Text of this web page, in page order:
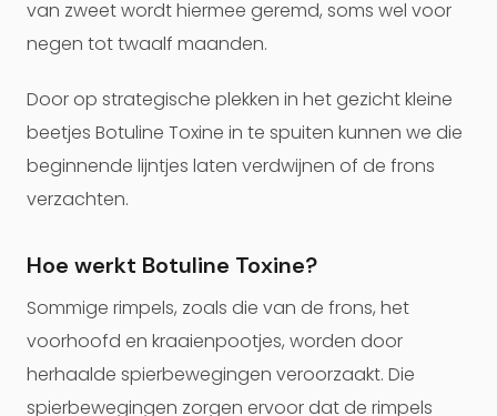
van zweet wordt hiermee geremd, soms wel voor
negen tot twaalf maanden.
Door op strategische plekken in het gezicht kleine
beetjes Botuline Toxine in te spuiten kunnen we die
beginnende lijntjes laten verdwijnen of de frons
verzachten.
Hoe werkt Botuline Toxine?
Sommige rimpels, zoals die van de frons, het
voorhoofd en kraaienpootjes, worden door
herhaalde spierbewegingen veroorzaakt. Die
spierbewegingen zorgen ervoor dat de rimpels